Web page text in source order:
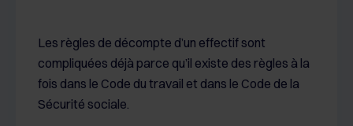
Les règles de décompte d’un effectif sont
compliquées déjà parce qu’il existe des règles à la
fois dans le Code du travail et dans le Code de la
Sécurité sociale.